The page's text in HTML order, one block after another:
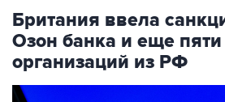
Британия ввела
Озон банка и еще
организаций из РФ